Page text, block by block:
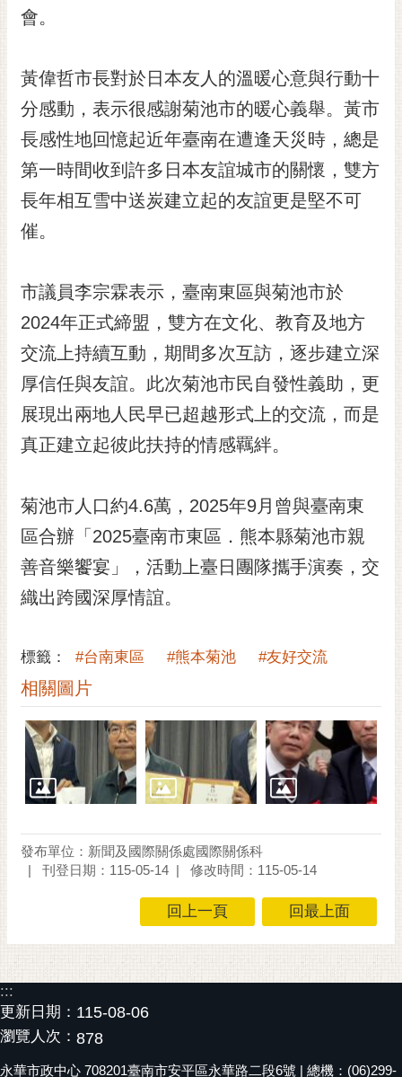
花
泉
桐
花
祭
網
站
導
覽
RSS
訂
閱
電
子
報
市
箱
English
日
本
隱
私
權
及
安
策
網
站
資
放
宣
告
市
府
交
會。
黃偉哲市長對於日本友人的溫暖心意與行動十
分感動，表示很感謝菊池市的暖心義舉。黃市
長感性地回憶起近年臺南在遭逢天災時，總是
第一時間收到許多日本友誼城市的關懷，雙方
長年相互雪中送炭建立起的友誼更是堅不可
催。
市議員李宗霖表示，臺南東區與菊池市於
2024年正式締盟，雙方在文化、教育及地方
交流上持續互動，期間多次互訪，逐步建立深
厚信任與友誼。此次菊池市民自發性義助，更
展現出兩地人民早已超越形式上的交流，而是
真正建立起彼此扶持的情感羈絆。
菊池市人口約4.6萬，2025年9月曾與臺南東
區合辦「2025臺南市東區．熊本縣菊池市親
善音樂饗宴」，活動上臺日團隊攜手演奏，交
織出跨國深厚情誼。
標籤： #台南東區 #熊本菊池 #友好交流
相關圖片
發布單位：新聞及國際關係處國際關係科
刊登日期：115-05-14
修改時間：115-05-14
回上一頁 回最上面
:::
更新日期： 115-08-06
瀏覽人次： 878
永華市政中心 708201臺南市安平區永華路二段6號 | 總機：(06)299-